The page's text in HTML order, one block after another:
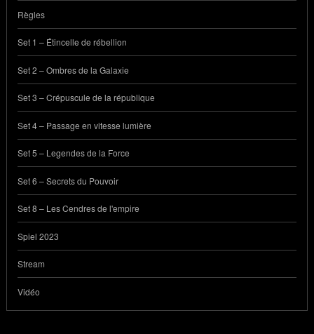
Règles
Set 1 – Étincelle de rébellion
Set 2 – Ombres de la Galaxie
Set 3 – Crépuscule de la république
Set 4 – Passage en vitesse lumière
Set 5 – Legendes de la Force
Set 6 – Secrets du Pouvoir
Set 8 – Les Cendres de l'empire
Spiel 2023
Stream
Vidéo